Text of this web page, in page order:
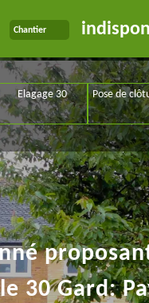
Chantier
Elagage 30 Pose de
30 Gard: